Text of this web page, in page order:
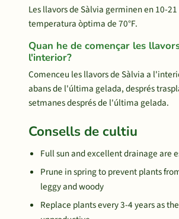
Les llavors de Sàlvia germinen en 10-
temperatura òptima de 70°F.
Quan he de començar les
l'interior?
Comenceu les llavors de Sàlvia a
abans de l'última gelada, després
setmanes després de l'última gelada.
Consells de cultiu
Full sun and excellent drainage are
Prune in spring to prevent plants
leggy and woody
Replace plants every 3-4 years as